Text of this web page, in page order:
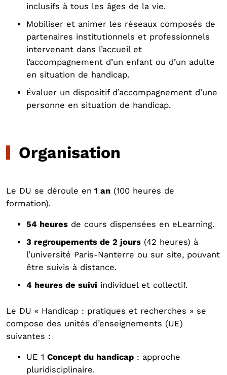
inclusifs à tous les âges de la vie.
Mobiliser et animer les réseaux composés de
partenaires institutionnels et professionnels
intervenant dans l’accueil et
l’accompagnement d’un enfant ou d’un adulte
en situation de handicap.
Évaluer un dispositif d’accompagnement d’une
personne en situation de handicap.
Organisation
Le DU se déroule en 1 an (100 heures de
formation).
54 heures de cours dispensées en eLearning.
3 regroupements de 2 jours (42 heures) à
l’université Paris-Nanterre ou sur site, pouvant
être suivis à distance.
4 heures de suivi individuel et collectif.
Le DU « Handicap : pratiques et recherches » se
compose des unités d’enseignements (UE)
suivantes :
UE 1 Concept du handicap : approche
pluridisciplinaire.